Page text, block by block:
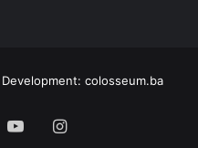
colosseum.ba
YouTubeInstagram